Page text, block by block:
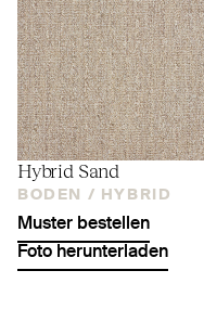
Hybrid Sand
BODEN / HYBRID
Muster bestellen
Foto herunterladen